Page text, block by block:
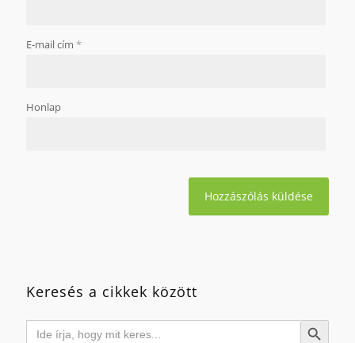
E-mail cím *
Honlap
Keresés a cikkek között
Search
for: Search Button